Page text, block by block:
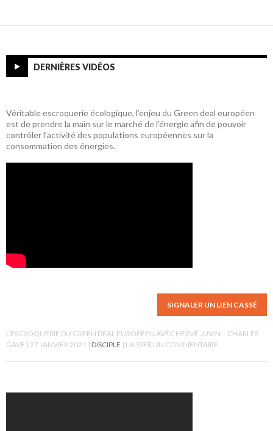
DERNIÈRES VIDÉOS
Véritable escroquerie écologique, l’enjeu du Green deal européen
est de prendre la main sur le marché de l’énergie afin de pouvoir
contrôler l’activité des populations européennes sur la
consommation des énergies.
SIGNALER UN LIEN CASSÉ
L’ESCROQUERIE DU GREEN DEAL EUROPÉEN AVEC HERVÉ JUVIN – CHARLES
GAVE 27 JANVIER 2021 DISCIPLE LAISSER UN COMMENTAIRE